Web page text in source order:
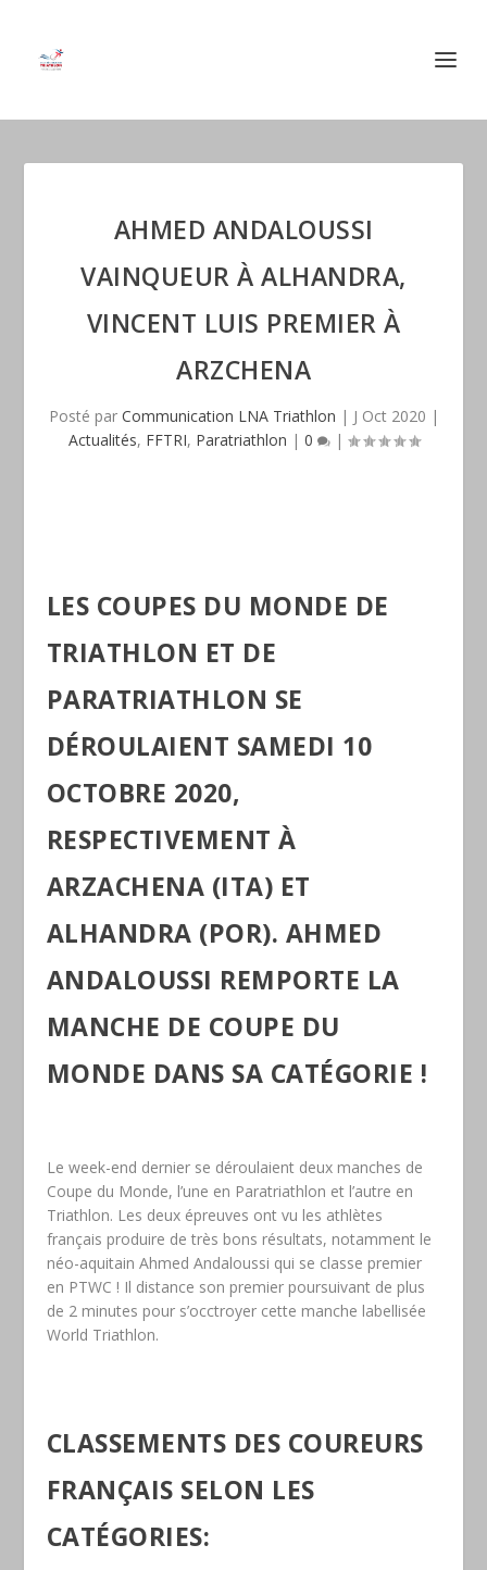
AHMED ANDALOUSSI
VAINQUEUR À ALHANDRA,
VINCENT LUIS PREMIER À
ARZCHENA
Posté par Communication LNA Triathlon | J Oct 2020 |
Actualités, FFTRI, Paratriathlon | 0 |
LES COUPES DU MONDE DE
TRIATHLON ET DE
PARATRIATHLON SE
DÉROULAIENT SAMEDI 10
OCTOBRE 2020,
RESPECTIVEMENT À
ARZACHENA (ITA) ET
ALHANDRA (POR). AHMED
ANDALOUSSI REMPORTE LA
MANCHE DE COUPE DU
MONDE DANS SA CATÉGORIE !
Le week-end dernier se déroulaient deux manches de
Coupe du Monde, l’une en Paratriathlon et l’autre en
Triathlon. Les deux épreuves ont vu les athlètes
français produire de très bons résultats, notamment le
néo-aquitain Ahmed Andaloussi qui se classe premier
en PTWC ! Il distance son premier poursuivant de plus
de 2 minutes pour s’occtroyer cette manche labellisée
World Triathlon.
CLASSEMENTS DES COUREURS
FRANÇAIS SELON LES
CATÉGORIES: